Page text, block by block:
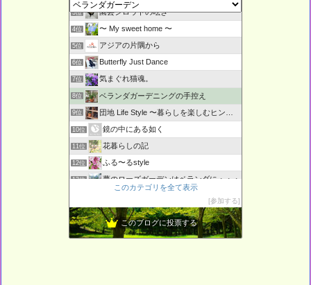
3位 園芸シロウトの呟き・・・
4位 〜 My sweet home 〜
5位 アジアの片隅から
6位 Butterfly Just Dance
7位 気まぐれ猫魂。
8位 ベランダガーデニングの手控え
9位 団地 Life Style 〜暮らしを楽しむヒント〜
10位 鏡の中にある如く
11位 花暮らしの記
12位 ふる〜るstyle
13位 夢のローズガーデンはベランダに・・・
15位 L o H A S Y 天然生活
このカテゴリを全て表示
参加する
このブログに投票する